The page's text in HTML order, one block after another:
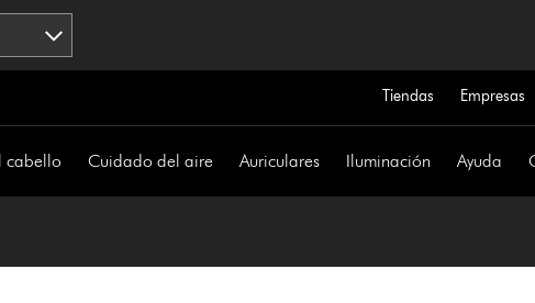
Tiendas Empresas
cabello Cuidado del aire Auriculares Iluminación Ayuda